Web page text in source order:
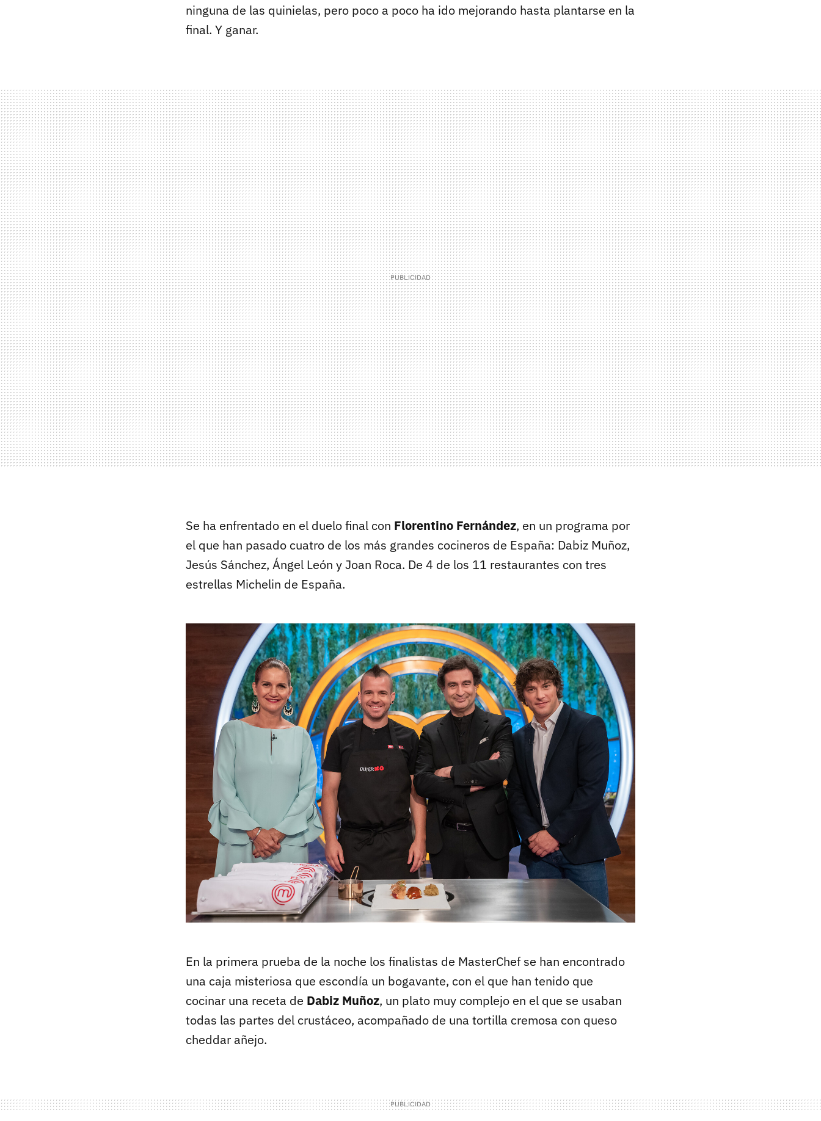
ninguna de las quinielas, pero poco a poco ha ido mejorando hasta plantarse en la
final. Y ganar.
Se ha enfrentado en el duelo final con Florentino Fernández, en un programa por
el que han pasado cuatro de los más grandes cocineros de España: Dabiz Muñoz,
Jesús Sánchez, Ángel León y Joan Roca. De 4 de los 11 restaurantes con tres
estrellas Michelin de España.
En la primera prueba de la noche los finalistas de MasterChef se han encontrado
una caja misteriosa que escondía un bogavante, con el que han tenido que
cocinar una receta de Dabiz Muñoz, un plato muy complejo en el que se usaban
todas las partes del crustáceo, acompañado de una tortilla cremosa con queso
cheddar añejo.